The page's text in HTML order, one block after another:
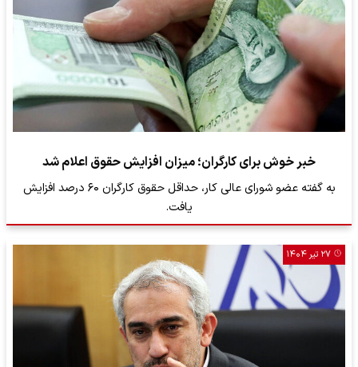
خبر خوش برای کارگران؛ میزان افزایش حقوق اعلام شد
به گفته عضو شورای عالی کار، حداقل حقوق کارگران ۶۰ درصد افزایش
یافت.
۲۷ تیر ۱۴۰۴